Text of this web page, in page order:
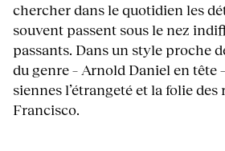
chercher dans le quotidien les
souvent passent sous le nez
passants. Dans un style proche
du genre – Arnold Daniel en tête
siennes l’étrangeté et la folie des
Francisco.